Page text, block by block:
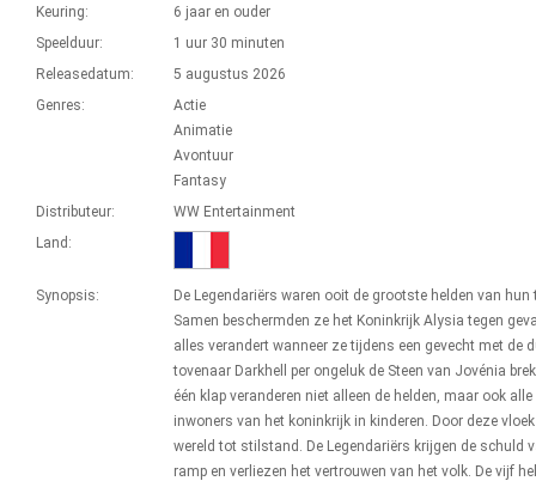
Keuring:
6 jaar en ouder
Speelduur:
1 uur 30 minuten
Releasedatum:
5 augustus 2026
Genres:
Actie
Animatie
Avontuur
Fantasy
Distributeur:
WW Entertainment
Land:
Synopsis:
De Legendariërs waren ooit de grootste helden van hun
Samen beschermden ze het Koninkrijk Alysia tegen
alles verandert wanneer ze tijdens een gevecht met de
tovenaar Darkhell per ongeluk de Steen van Jovénia
één klap veranderen niet alleen de helden, maar ook alle
inwoners van het koninkrijk in kinderen. Door deze
wereld tot stilstand. De Legendariërs krijgen de schuld
ramp en verliezen het vertrouwen van het volk. De vijf